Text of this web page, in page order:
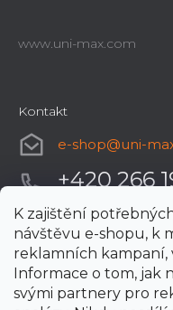
K zajištění
návštěvu e-shopu, k
reklamních kampaní,
Informace o tom, jak
svými partnery pro
www.uni-max.com
Kontakt
e-shop@uni-
+420 266